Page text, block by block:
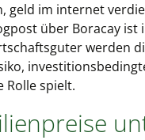
geld im internet
über Boracay
werden
Rolle spielt.